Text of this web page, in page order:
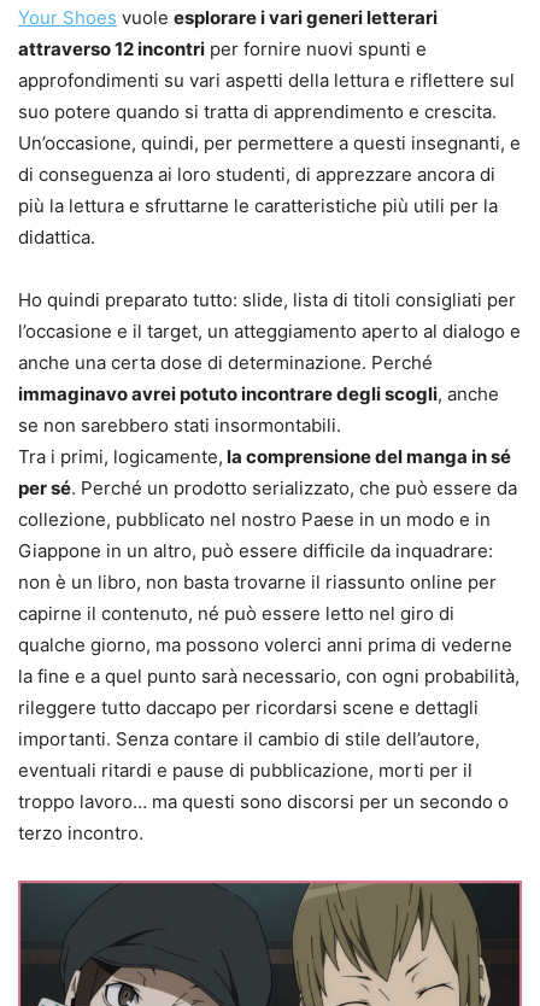
Your Shoes vuole esplorare i vari generi letterari
attraverso 12 incontri per fornire nuovi spunti e
approfondimenti su vari aspetti della lettura e riflettere sul
suo potere quando si tratta di apprendimento e crescita.
Un’occasione, quindi, per permettere a questi insegnanti, e
di conseguenza ai loro studenti, di apprezzare ancora di
più la lettura e sfruttarne le caratteristiche più utili per la
didattica.
Ho quindi preparato tutto: slide, lista di titoli consigliati per
l’occasione e il target, un atteggiamento aperto al dialogo e
anche una certa dose di determinazione. Perché
immaginavo avrei potuto incontrare degli scogli, anche
se non sarebbero stati insormontabili.
Tra i primi, logicamente, la comprensione del manga in sé
per sé. Perché un prodotto serializzato, che può essere da
collezione, pubblicato nel nostro Paese in un modo e in
Giappone in un altro, può essere difficile da inquadrare:
non è un libro, non basta trovarne il riassunto online per
capirne il contenuto, né può essere letto nel giro di
qualche giorno, ma possono volerci anni prima di vederne
la fine e a quel punto sarà necessario, con ogni probabilità,
rileggere tutto daccapo per ricordarsi scene e dettagli
importanti. Senza contare il cambio di stile dell’autore,
eventuali ritardi e pause di pubblicazione, morti per il
troppo lavoro… ma questi sono discorsi per un secondo o
terzo incontro.